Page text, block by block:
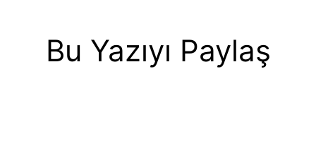
Bu Yazıyı Paylaş